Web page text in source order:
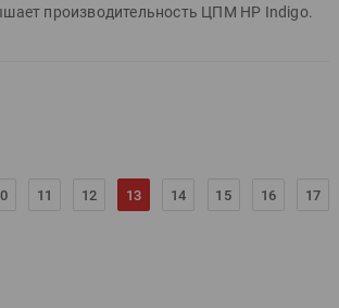
производительность ЦПМ HP Indigo.
11 12 13 14 15 16
17